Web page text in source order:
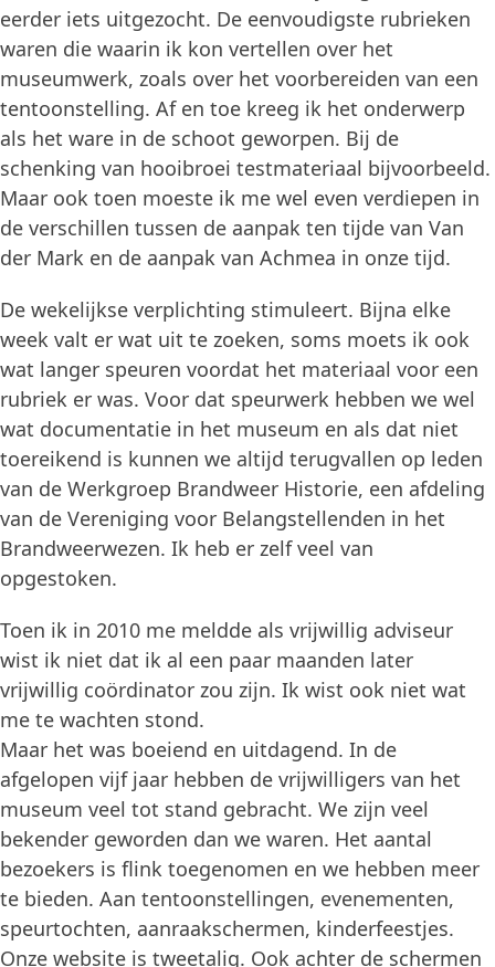
eerder iets uitgezocht. De eenvoudigste rubrieken
waren die waarin ik kon vertellen over het
museumwerk, zoals over het voorbereiden van een
tentoonstelling. Af en toe kreeg ik het onderwerp
als het ware in de schoot geworpen. Bij de
schenking van hooibroei testmateriaal bijvoorbeeld.
Maar ook toen moeste ik me wel even verdiepen in
de verschillen tussen de aanpak ten tijde van Van
der Mark en de aanpak van Achmea in onze tijd.
De wekelijkse verplichting stimuleert. Bijna elke
week valt er wat uit te zoeken, soms moets ik ook
wat langer speuren voordat het materiaal voor een
rubriek er was. Voor dat speurwerk hebben we wel
wat documentatie in het museum en als dat niet
toereikend is kunnen we altijd terugvallen op leden
van de Werkgroep Brandweer Historie, een afdeling
van de Vereniging voor Belangstellenden in het
Brandweerwezen. Ik heb er zelf veel van
opgestoken.
Toen ik in 2010 me meldde als vrijwillig adviseur
wist ik niet dat ik al een paar maanden later
vrijwillig coördinator zou zijn. Ik wist ook niet wat
me te wachten stond.
Maar het was boeiend en uitdagend. In de
afgelopen vijf jaar hebben de vrijwilligers van het
museum veel tot stand gebracht. We zijn veel
bekender geworden dan we waren. Het aantal
bezoekers is flink toegenomen en we hebben meer
te bieden. Aan tentoonstellingen, evenementen,
speurtochten, aanraakschermen, kinderfeestjes.
Onze website is tweetalig. Ook achter de schermen